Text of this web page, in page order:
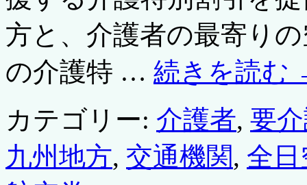
方と、介護者の最寄り
の介護特 … 続きを読む
カテゴリー: 介護者, 要
九州地方, 交通機関, 全